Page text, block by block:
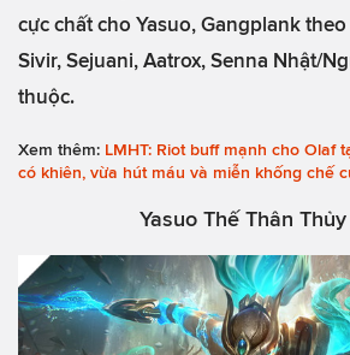
cực chất cho Yasuo, Gangplank
Sivir, Sejuani, Aatrox, Senna Nhật/
thuộc.
Xem thêm: LMHT: Riot buff mạnh cho Olaf
có khiên, vừa hút máu và miễn khống chế
Yasuo Thế Thân